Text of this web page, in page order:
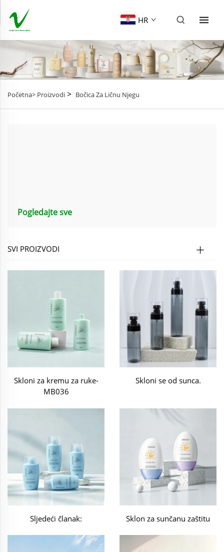
HR
Početna> Proizvodi > Bočica Za Ličnu Njegu
Pogledajte sve
SVI PROIZVODI
Skloni za kremu za ruke-
MB036
Skloni se od sunca.
Sljedeći članak: Sklon za sunčanu zaštitu